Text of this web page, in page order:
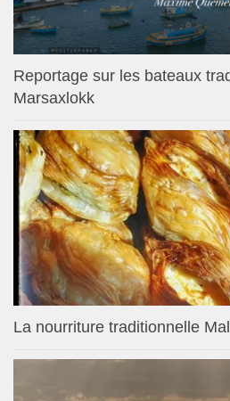
Reportage sur les bateaux
Marsaxlokk
La nourriture traditionnelle